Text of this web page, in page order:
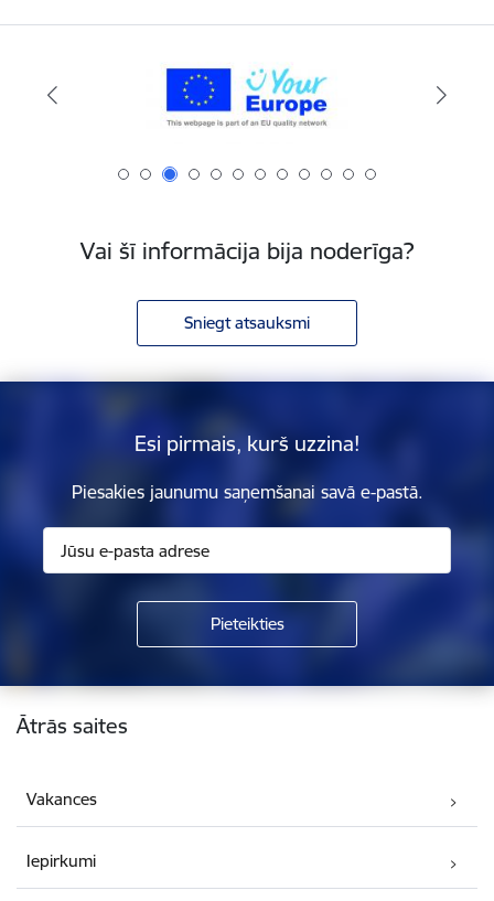
Vai šī informācija bija noderīga?
Sniegt atsauksmi
Esi pirmais, kurš uzzina!
Piesakies jaunumu saņemšanai savā e-pastā.
Kājene
Ātrās saites
Vakances
Iepirkumi